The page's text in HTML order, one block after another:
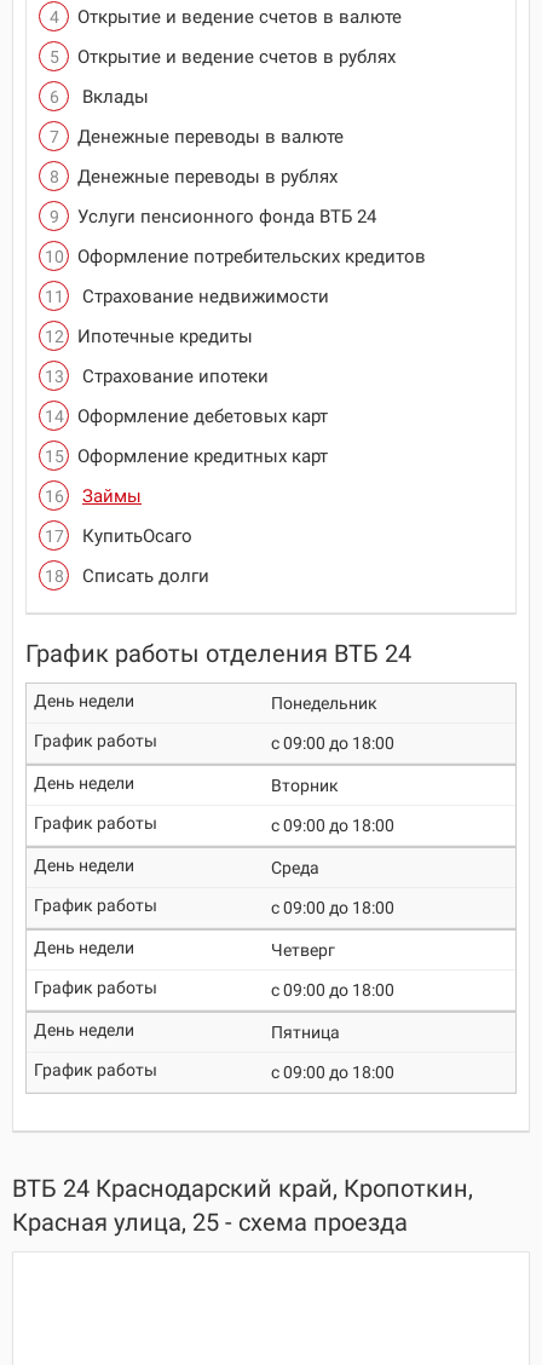
Открытие и ведение счетов в валюте
Открытие и ведение счетов в рублях
Вклады
Денежные переводы в валюте
Денежные переводы в рублях
Услуги пенсионного фонда ВТБ 24
Оформление потребительских кредитов
Страхование недвижимости
Ипотечные кредиты
Страхование ипотеки
Оформление дебетовых карт
Оформление кредитных карт
Займы
КупитьОсаго
Списать долги
График работы отделения ВТБ 24
Понедельник
c 09:00 до 18:00
Вторник
c 09:00 до 18:00
Среда
c 09:00 до 18:00
Четверг
c 09:00 до 18:00
Пятница
c 09:00 до 18:00
ВТБ 24 Краснодарский край, Кропоткин,
Красная улица, 25 - схема проезда